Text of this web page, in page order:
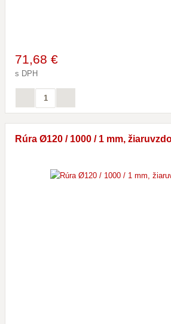
71,68 €
s DPH
Rúra Ø120 / 1000 / 1 mm,